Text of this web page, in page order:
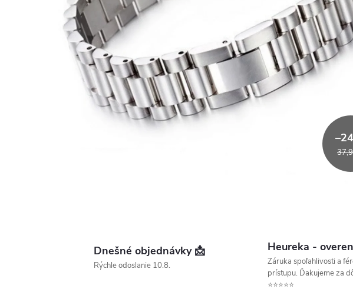
Dnešné objednávky 📩
Rýchle odoslanie 10.8.
Heureka -
Záruka spoľahlivosti a
prístupu. Ďakujeme za
⭐⭐⭐⭐⭐